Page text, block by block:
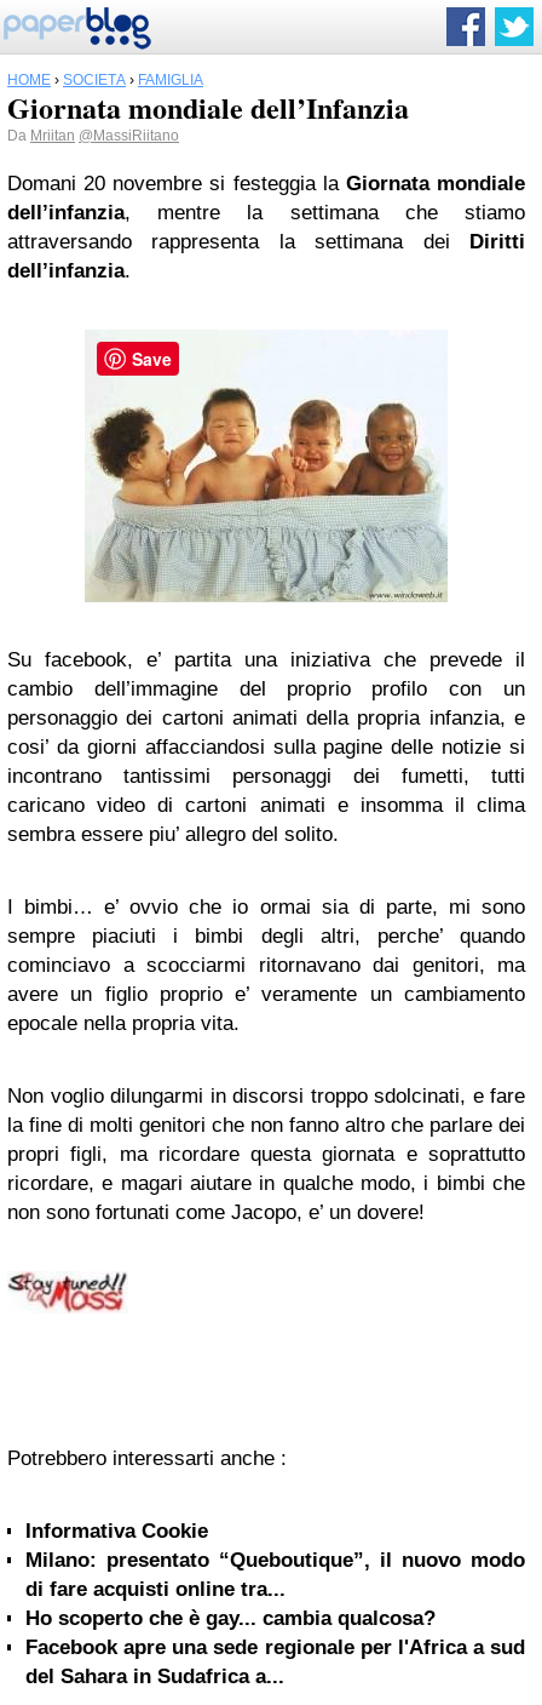
HOME › SOCIETÀ › FAMIGLIA
Giornata mondiale dell’Infanzia
Da Mriitan @MassiRiitano
Domani 20 novembre si festeggia la Giornata mondiale
dell’infanzia, mentre la settimana che stiamo
attraversando rappresenta la settimana dei Diritti
dell’infanzia.
Su facebook, e’ partita una iniziativa che prevede il
cambio dell’immagine del proprio profilo con un
personaggio dei cartoni animati della propria infanzia, e
cosi’ da giorni affacciandosi sulla pagine delle notizie si
incontrano tantissimi personaggi dei fumetti, tutti
caricano video di cartoni animati e insomma il clima
sembra essere piu’ allegro del solito.
I bimbi… e’ ovvio che io ormai sia di parte, mi sono
sempre piaciuti i bimbi degli altri, perche’ quando
cominciavo a scocciarmi ritornavano dai genitori, ma
avere un figlio proprio e’ veramente un cambiamento
epocale nella propria vita.
Non voglio dilungarmi in discorsi troppo sdolcinati, e fare
la fine di molti genitori che non fanno altro che parlare dei
propri figli, ma ricordare questa giornata e soprattutto
ricordare, e magari aiutare in qualche modo, i bimbi che
non sono fortunati come Jacopo, e’ un dovere!
Potrebbero interessarti anche :
Informativa Cookie
Milano: presentato “Queboutique”, il nuovo modo
di fare acquisti online tra...
Ho scoperto che è gay... cambia qualcosa?
Facebook apre una sede regionale per l'Africa a sud
del Sahara in Sudafrica a...
Save